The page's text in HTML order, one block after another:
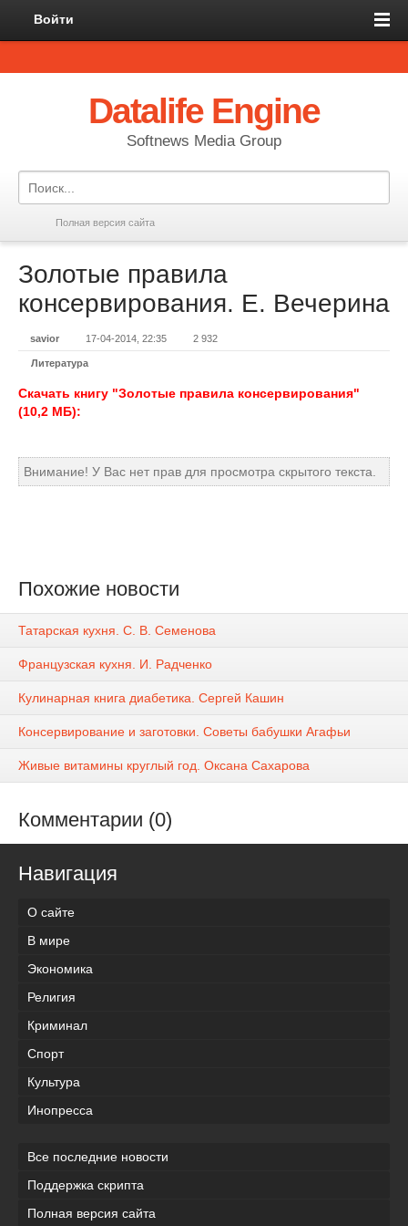
Войти
Datalife Engine
Softnews Media Group
Полная версия сайта
Золотые правила
консервирования. Е. Вечерина
savior 17-04-2014, 22:35 2 932
Литература
Скачать книгу "Золотые правила консервирования"
(10,2 МБ):
Внимание! У Вас нет прав для просмотра скрытого текста.
Похожие новости
Татарская кухня. С. В. Семенова
Французская кухня. И. Радченко
Кулинарная книга диабетика. Сергей Кашин
Консервирование и заготовки. Советы бабушки Агафьи
Живые витамины круглый год. Оксана Сахарова
Комментарии (0)
Навигация
О сайте
В мире
Экономика
Религия
Криминал
Спорт
Культура
Инопресса
Все последние новости
Поддержка скрипта
Полная версия сайта